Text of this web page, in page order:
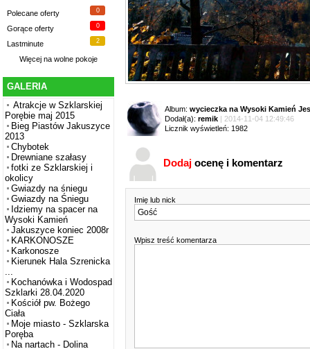
Polecane oferty 0
Gorące oferty 0
Lastminute 2
Więcej na wolne pokoje
GALERIA
Atrakcje w Szklarskiej
Porębie maj 2015
Bieg Piastów Jakuszyce
2013
Chybotek
Drewniane szałasy
fotki ze Szklarskiej i
okolicy
Gwiazdy na śniegu
Gwiazdy na Śniegu
Idziemy na spacer na
Wysoki Kamień
Jakuszyce koniec 2008r
KARKONOSZE
Karkonosze
Kierunek Hala Szrenicka
...
Kochanówka i Wodospad
Szklarki 28.04.2020
Kościół pw. Bożego
Ciała
Moje miasto - Szklarska
Poręba
Na nartach - Dolina
Album: wycieczka na Wysoki Kamień
Dodał(a): remik | 2014-11-04 12:49:46
Licznik wyświetleń: 1982
Dodaj ocenę i komentarz
Imię lub nick
Wpisz treść komentarza